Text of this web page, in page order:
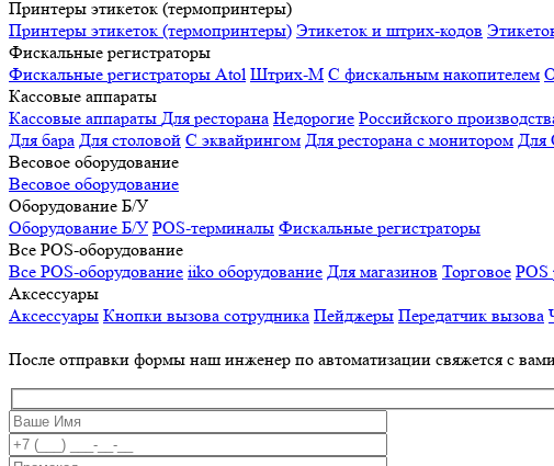
Принтеры этикеток (термопринтеры)
Принтеры этикеток (термопринтеры) Этикеток и штрих-кодов
Фискальные регистраторы
Фискальные регистраторы Atol Штрих-М С фискальным накопителем
Кассовые аппараты
Кассовые аппараты Для ресторана Недорогие Российского
Для бара Для столовой С эквайрингом Для ресторана с монитором
Весовое оборудование
Весовое оборудование
Оборудование Б/У
Оборудование Б/У POS-терминалы Фискальные регистраторы
Все POS-оборудование
Все POS-оборудование iiko оборудование Для магазинов Торговое POS
Аксессуары
Аксессуары Кнопки вызова сотрудника Пейджеры Передатчик вызова
После отправки формы наш инженер по автоматизации свяжется с